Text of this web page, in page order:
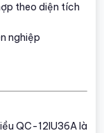
theo diện tích
nghiệp
QC-12IU36A là